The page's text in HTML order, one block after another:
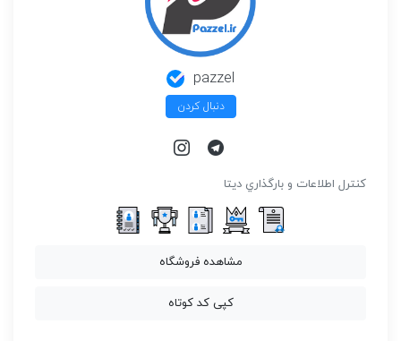
pazzel
دنبال کردن
كنترل اطلاعات و بارگذاري ديتا
مشاهده فروشگاه
کپی کد کوتاه